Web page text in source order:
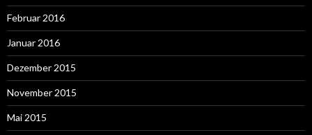
Februar 2016
Januar 2016
Dezember 2015
November 2015
Mai 2015